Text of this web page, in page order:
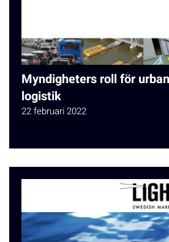
Myndigheters roll för
logistik
22 februari 2022